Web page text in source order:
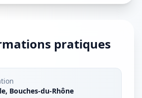
pratiques
Bouches-du-Rhône